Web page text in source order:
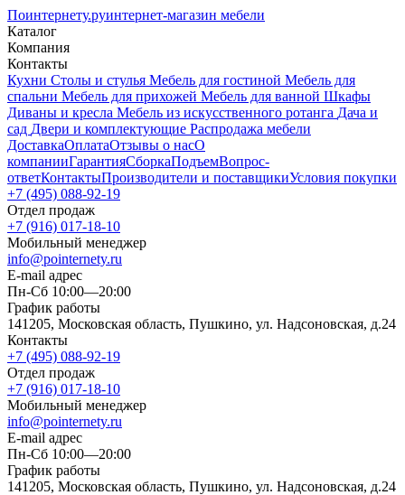
Поинтернету.руинтернет-магазин мебели
Каталог
Компания
Контакты
Кухни Столы и стулья Мебель для гостиной Мебель для
спальни Мебель для прихожей Мебель для ванной Шкафы
Диваны и кресла Мебель из искусственного ротанга Дача и
сад Двери и комплектующие Распродажа мебели
ДоставкаОплатаОтзывы о насО
компанииГарантияСборкаПодъемВопрос-
ответКонтактыПроизводители и поставщикиУсловия покупки
+7 (495) 088-92-19
Отдел продаж
+7 (916) 017-18-10
Мобильный менеджер
info@pointernety.ru
E-mail адрес
Пн-Сб 10:00—20:00
График работы
141205, Московская область, Пушкино, ул. Надсоновская, д.24
Контакты
+7 (495) 088-92-19
Отдел продаж
+7 (916) 017-18-10
Мобильный менеджер
info@pointernety.ru
E-mail адрес
Пн-Сб 10:00—20:00
График работы
141205, Московская область, Пушкино, ул. Надсоновская, д.24